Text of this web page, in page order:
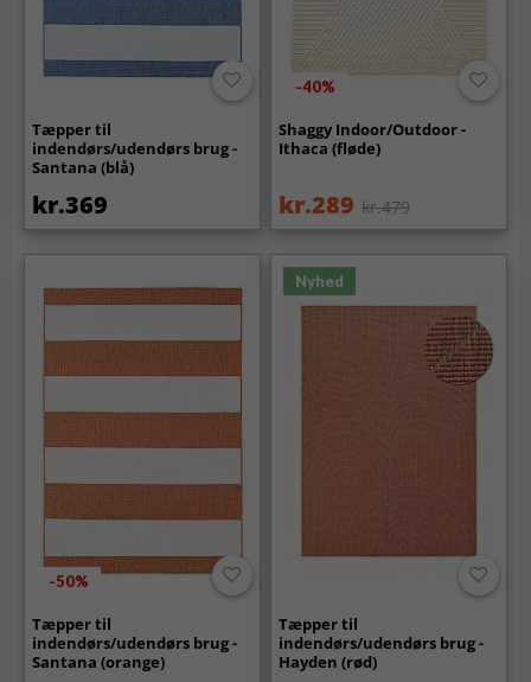
Tæpper til
indendørs/udendørs brug -
Santana (blå)
kr.369
-40%
Shaggy Indoor/Outdoor -
Ithaca (fløde)
kr.289 kr.479
-50%
Tæpper til
indendørs/udendørs brug -
Santana (orange)
Nyhed
Tæpper til
indendørs/udendørs brug -
Hayden (rød)